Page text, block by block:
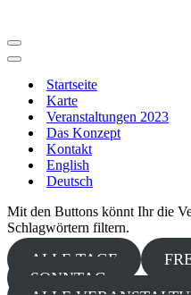
Navigationsmenü
Navigationsmenü
Startseite
Karte
Veranstaltungen 2023
Das Konzept
Kontakt
English
Deutsch
Mit den Buttons könnt Ihr die
Schlagwörtern filtern.
ALLE TAGE
SONNTAG